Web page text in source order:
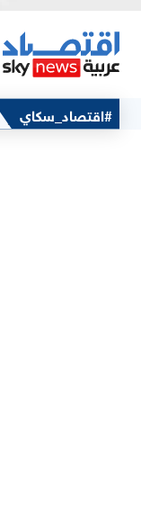
#اقتصاد_سكاي
77.94
0
(0 %)